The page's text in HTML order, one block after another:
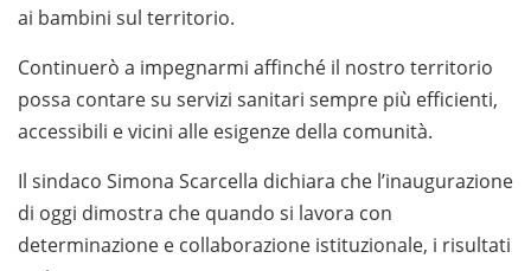
ai bambini sul territorio.
Continuerò a impegnarmi affinché il nostro territorio
possa contare su servizi sanitari sempre più efficienti,
accessibili e vicini alle esigenze della comunità.
Il sindaco Simona Scarcella dichiara che l’inaugurazione
di oggi dimostra che quando si lavora con
determinazione e collaborazione istituzionale, i risultati